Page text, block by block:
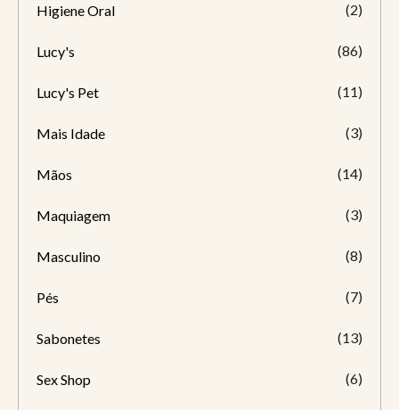
Higiene Oral (2)
Lucy's (86)
Lucy's Pet (11)
Mais Idade (3)
Mãos (14)
Maquiagem (3)
Masculino (8)
Pés (7)
Sabonetes (13)
Sex Shop (6)